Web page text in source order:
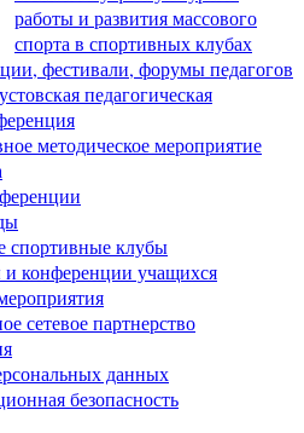
работы и развития массового
спорта в спортивных клубах
фестивали, форумы педагогов
педагогическая
методическое мероприятие
спортивные клубы
конференции учащихся
сетевое партнерство
данных
безопасность